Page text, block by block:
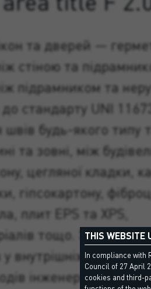
та дверей —
стіною та
підрамником та
стандарту UNI
швів будь-якого типу
та зовні, між
цегляної кладки,
гіпсокартону,
плит EPS та XPS,
тощо.
у внутрішніх
інженерних
THIS WEBSITE
In compliance with
Council of 27 April
cookies and third-